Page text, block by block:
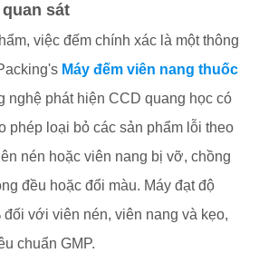
sát
việc đếm chính xác là một thông
Máy đếm viên nang thuốc
nghệ phát hiện CCD quang học có
phép loại bỏ các sản phẩm lỗi theo
nén hoặc viên nang bị vỡ, chồng
đều hoặc đổi màu. Máy đạt độ
với viên nén, viên nang và kẹo,
chuẩn GMP.